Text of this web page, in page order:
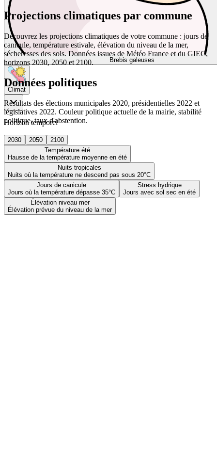
Brebis galeuses
Climat
Horizon temporel
2030 2050
2100
Température été
Hausse de la température moyenne en été
Nuits tropicales
Nuits où la température ne descend pas sous 20°C
Jours de canicule
Jours où la température dépasse 35°C
Stress hydrique
Jours avec sol sec en été
Élévation niveau mer
Élévation prévue du niveau de la mer
Projections climatiques par commune
Découvrez les projections climatiques de votre commune : jours de
canicule, température estivale, élévation du niveau de la mer,
sécheresses des sols. Données issues de Météo France et du GIEC,
horizons 2030, 2050 et 2100.
Données politiques
Résultats des élections municipales 2020, présidentielles 2022 et
législatives 2022. Couleur politique actuelle de la mairie, stabilité
politique, taux d'abstention.